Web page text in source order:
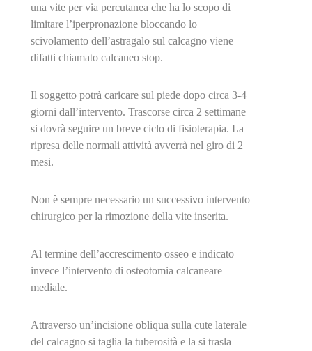
una vite per via percutanea che ha lo scopo di
limitare l’iperpronazione bloccando lo
scivolamento dell’astragalo sul calcagno viene
difatti chiamato calcaneo stop.
Il soggetto potrà caricare sul piede dopo circa 3-4
giorni dall’intervento. Trascorse circa 2 settimane
si dovrà seguire un breve ciclo di fisioterapia. La
ripresa delle normali attività avverrà nel giro di 2
mesi.
Non è sempre necessario un successivo intervento
chirurgico per la rimozione della vite inserita.
Al termine dell’accrescimento osseo e indicato
invece l’intervento di osteotomia calcaneare
mediale.
Attraverso un’incisione obliqua sulla cute laterale
del calcagno si taglia la tuberosità e la si trasla